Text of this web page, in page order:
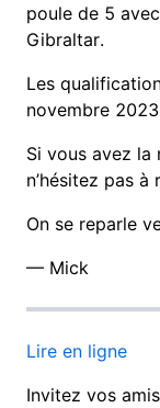
poule de 5
Gibraltar.
Les
novembre
Si vous avez la
n’hésitez pas
On se reparle
— Mick
Lire en ligne
Invitez vos